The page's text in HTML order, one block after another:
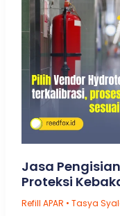
Jasa
Proteksi
Refill APAR • Tasya